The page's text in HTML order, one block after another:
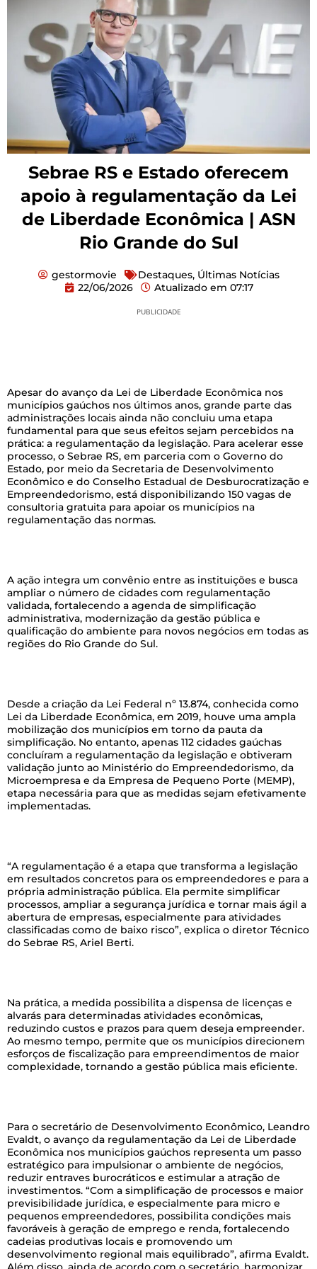
Sebrae RS e Estado oferecem
apoio à regulamentação da Lei
de Liberdade Econômica | ASN
Rio Grande do Sul
gestormovie Destaques, Últimas Notícias
22/06/2026
Atualizado em 07:17
PUBLICIDADE
Apesar do avanço da Lei de Liberdade Econômica nos
municípios gaúchos nos últimos anos, grande parte das
administrações locais ainda não concluiu uma etapa
fundamental para que seus efeitos sejam percebidos na
prática: a regulamentação da legislação. Para acelerar esse
processo, o Sebrae RS, em parceria com o Governo do
Estado, por meio da Secretaria de Desenvolvimento
Econômico e do Conselho Estadual de Desburocratização e
Empreendedorismo, está disponibilizando 150 vagas de
consultoria gratuita para apoiar os municípios na
regulamentação das normas.
A ação integra um convênio entre as instituições e busca
ampliar o número de cidades com regulamentação
validada, fortalecendo a agenda de simplificação
administrativa, modernização da gestão pública e
qualificação do ambiente para novos negócios em todas as
regiões do Rio Grande do Sul.
Desde a criação da Lei Federal nº 13.874, conhecida como
Lei da Liberdade Econômica, em 2019, houve uma ampla
mobilização dos municípios em torno da pauta da
simplificação. No entanto, apenas 112 cidades gaúchas
concluíram a regulamentação da legislação e obtiveram
validação junto ao Ministério do Empreendedorismo, da
Microempresa e da Empresa de Pequeno Porte (MEMP),
etapa necessária para que as medidas sejam efetivamente
implementadas.
“A regulamentação é a etapa que transforma a legislação
em resultados concretos para os empreendedores e para a
própria administração pública. Ela permite simplificar
processos, ampliar a segurança jurídica e tornar mais ágil a
abertura de empresas, especialmente para atividades
classificadas como de baixo risco”, explica o diretor Técnico
do Sebrae RS, Ariel Berti.
Na prática, a medida possibilita a dispensa de licenças e
alvarás para determinadas atividades econômicas,
reduzindo custos e prazos para quem deseja empreender.
Ao mesmo tempo, permite que os municípios direcionem
esforços de fiscalização para empreendimentos de maior
complexidade, tornando a gestão pública mais eficiente.
Para o secretário de Desenvolvimento Econômico, Leandro
Evaldt, o avanço da regulamentação da Lei de Liberdade
Econômica nos municípios gaúchos representa um passo
estratégico para impulsionar o ambiente de negócios,
reduzir entraves burocráticos e estimular a atração de
investimentos. “Com a simplificação de processos e maior
previsibilidade jurídica, e especialmente para micro e
pequenos empreendedores, possibilita condições mais
favoráveis à geração de emprego e renda, fortalecendo
cadeias produtivas locais e promovendo um
desenvolvimento regional mais equilibrado”, afirma Evaldt.